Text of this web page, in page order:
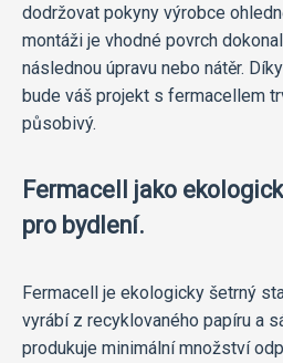
dodržovat pokyny výrobce
montáži je vhodné povrch
následnou úpravu nebo nátěr.
bude váš projekt s fermacellem
působivý.
Fermacell jako
pro bydlení.
Fermacell je ekologicky šetrný
vyrábí z recyklovaného papíru a
produkuje minimální množství